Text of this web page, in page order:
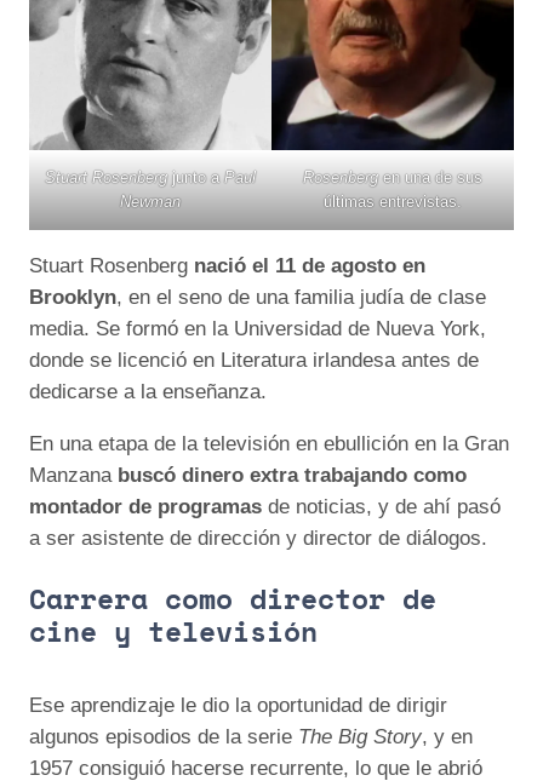
Stuart Rosenbergjunto aPaul
Newman
Rosenbergen una de sus
últimas entrevistas.
Stuart Rosenberg nació el 11 de agosto en
Brooklyn, en el seno de una familia judía de clase
media. Se formó en la Universidad de Nueva York,
donde se licenció en Literatura irlandesa antes de
dedicarse a la enseñanza.
En una etapa de la televisión en ebullición en la Gran
Manzana buscó dinero extra trabajando como
montador de programas de noticias, y de ahí pasó
a ser asistente de dirección y director de diálogos.
Carrera como director de
cine y televisión
Ese aprendizaje le dio la oportunidad de dirigir
algunos episodios de la serie The Big Story, y en
1957 consiguió hacerse recurrente, lo que le abrió